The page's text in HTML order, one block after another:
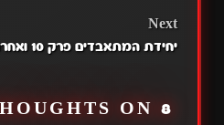
Next
יחידת המתאבדים פרק 10 ואחרון!! (+עדכון חשוב)
8 THOUGHTS ON “